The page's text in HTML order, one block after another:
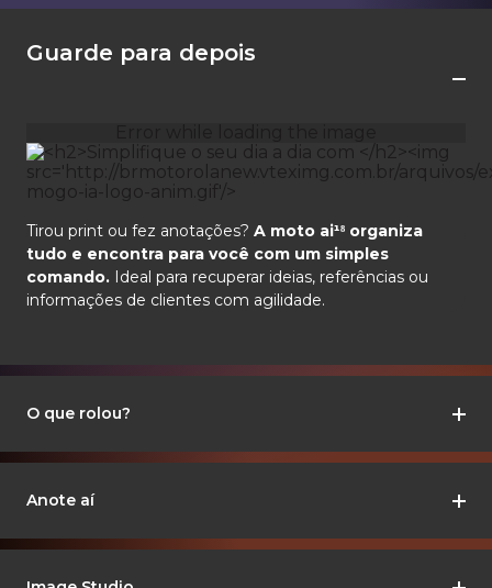
Guarde para depois
Tirou print ou fez anotações? A moto ai¹⁸ organiza
tudo e encontra para você com um simples
comando. Ideal para recuperar ideias, referências ou
informações de clientes com agilidade.
O que rolou?
Anote aí